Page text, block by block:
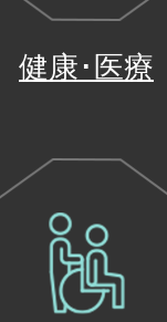
健康･医療